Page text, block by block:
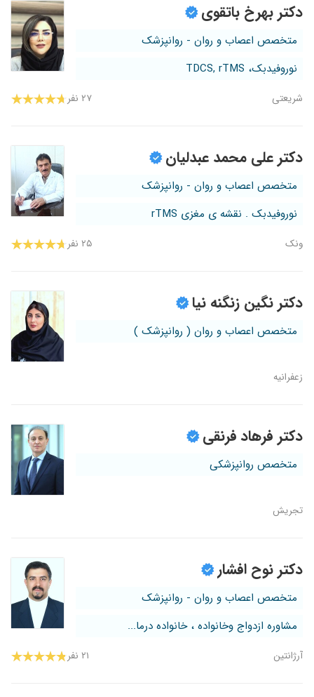
دکتر بهرخ باتقوی
متخصص اعصاب و روان - روانپزشک
نوروفیدبک، TDCS, rTMS
شریعتی ۲۷ نفر
دکتر علی محمد عبدلیان
متخصص اعصاب و روان - روانپزشک
نوروفیدبک . نقشه ی مغزی rTMS
ونک ۲۵ نفر
دکتر نگین زنگنه نیا
متخصص اعصاب و روان ( روانپزشک )
زعفرانیه
دکتر فرهاد فرنقی
متخصص روانپزشکی
تجریش
دکتر نوح افشار
متخصص اعصاب و روان - روانپزشک
مشاوره ازدواج وخانواده ، خانواده درما...
آرژانتین ۲۱ نفر